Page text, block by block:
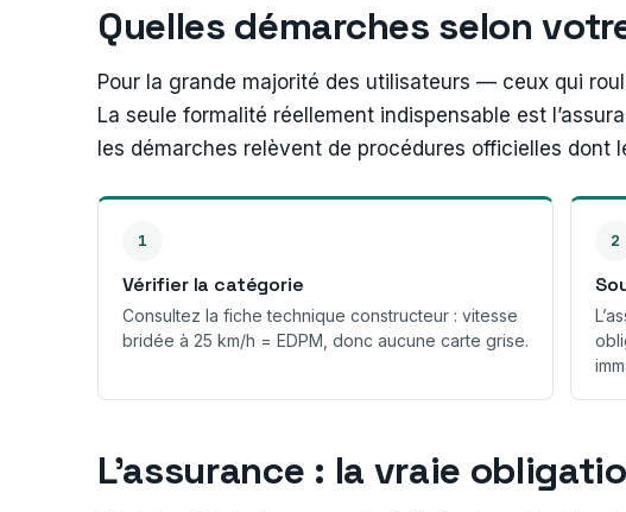
Quelles démarches selon
Pour la grande majorité des utilisateurs — ceux qui
La seule formalité réellement indispensable est
les démarches relèvent de procédures officielles dont
1
Vérifier la catégorie
Consultez la fiche technique constructeur : vitesse
bridée à 25 km/h = EDPM, donc aucune carte grise.
2
L’assurance : la vraie